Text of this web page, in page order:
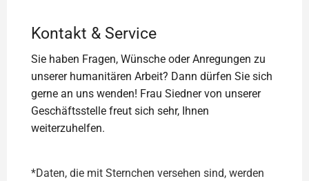
Kontakt & Service
Sie haben Fragen, Wünsche oder Anregungen zu
unserer humanitären Arbeit? Dann dürfen Sie sich
gerne an uns wenden! Frau Siedner von unserer
Geschäftsstelle freut sich sehr, Ihnen
weiterzuhelfen.
*Daten, die mit Sternchen versehen sind, werden